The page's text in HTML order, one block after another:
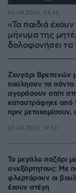
«Τα παιδιά
μήνυμα της
δολοφονήσει τα
06.08.2026, 04:44
Ζευγάρι Βρετανών
πούλησαν τα πάντα
αγοράσουν σπίτι
καταστράφηκε από
πριν
05.08.2026, 19:53
Το μεγάλο παζάρι
ανεξάρτητους: Με
φλερτάρουν οι
έχουν στέγη